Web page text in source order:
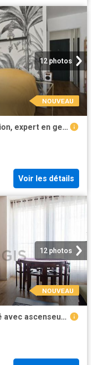
12 photos
NOUVEAU
Studio à Paris à louer Locagestion, expert en gestion locative
Voir les détails
12 photos
NOUVEAU
Appartement 1 chambre meublé avec ascenseur Porte de Versailles Paris 15°